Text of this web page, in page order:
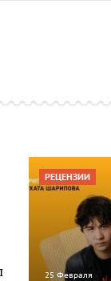
РЕЦЕНЗИИ
25 Февраля